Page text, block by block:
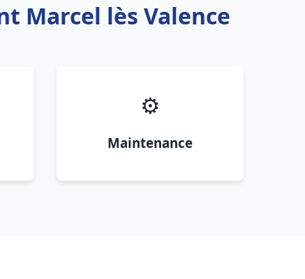
Marcel lès Valence
⚙️
Maintenance